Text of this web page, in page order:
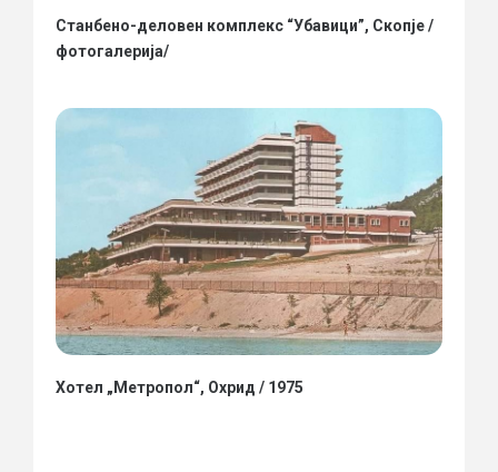
Станбено-деловен комплекс “Убавици”, Скопје /
фотогалерија/
Хотел „Метропол“, Охрид / 1975